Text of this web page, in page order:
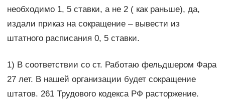
необходимо 1, 5 ставки, а не 2 ( как раньше), да,
издали приказ на сокращение – вывести из
штатного расписания 0, 5 ставки.
1) В соответствии со ст. Работаю фельдшером Фара
27 лет. В нашей организации будет сокращение
штатов. 261 Трудового кодекса РФ расторжение.